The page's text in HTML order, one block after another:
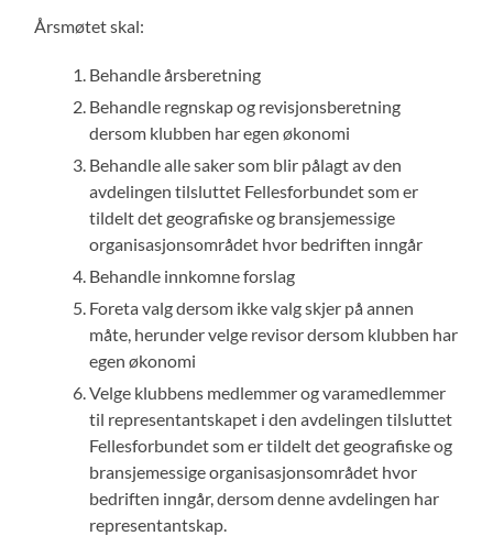
Årsmøtet skal:
Behandle årsberetning
Behandle regnskap og revisjonsberetning
dersom klubben har egen økonomi
Behandle alle saker som blir pålagt av den
avdelingen tilsluttet Fellesforbundet som er
tildelt det geografiske og bransjemessige
organisasjonsområdet hvor bedriften inngår
Behandle innkomne forslag
Foreta valg dersom ikke valg skjer på annen
måte, herunder velge revisor dersom klubben har
egen økonomi
Velge klubbens medlemmer og varamedlemmer
til representantskapet i den avdelingen tilsluttet
Fellesforbundet som er tildelt det geografiske og
bransjemessige organisasjonsområdet hvor
bedriften inngår, dersom denne avdelingen har
representantskap.